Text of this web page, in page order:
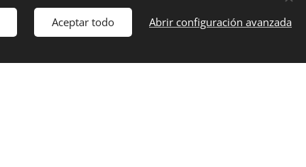
eventos y grupos privados, no
dudes en consultarnos.
Aceptar todo Abrir configuración avanzada